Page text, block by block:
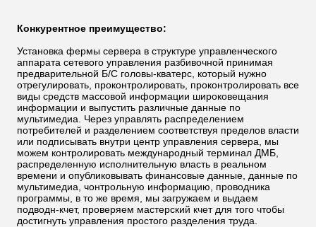
Конкурентное преимущество:
Установка фермы сервера в структуре управленческого
аппарата сетевого управления разбивочной принимая
предварительной Б/С головы-кватерс, который нужно
отрегулировать, проконтролировать, проконтролировать все
виды средств массовой информации широковещания
информации и выпустить различные данные по
мультимедиа. Через управлять распределением
потребителей и разделением соответствуя пределов власти
или подписывать внутри центр управления сервера, мы
можем контролировать международный терминал ДМБ,
распределенную исполнительную власть в реальном
времени и опубликовывать финансовые данные, данные по
мультимедиа, чонтрольную информацию, проводника
программы, в то же время, мы загружаем и выдаем
подводн-кчет, проверяем мастерский кчет для того чтобы
достигнуть управления простого разделения труда.